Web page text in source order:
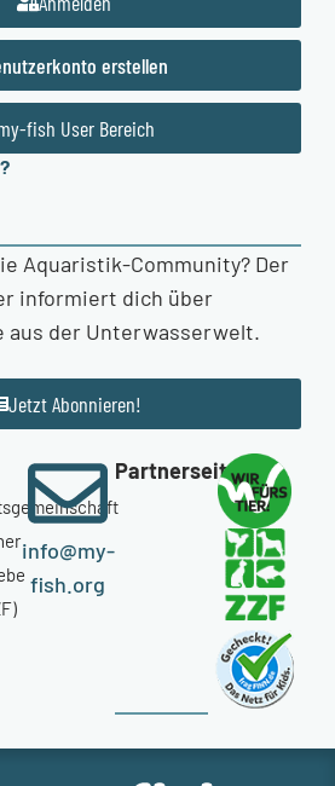
erstellen
fish User Bereich
Aquaristik-Community? Der
informiert dich über
aus der Unterwasserwelt.
Jetzt Abonnieren!
info@my-
fish.org
Partnerseiten